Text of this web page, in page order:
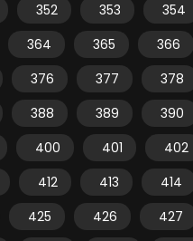
352 353 354
364 365 366
376 377 378
388 389 390
400 401 402
412 413 414
425 426 427